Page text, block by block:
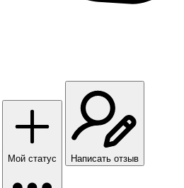
Мой статус Написать отзыв